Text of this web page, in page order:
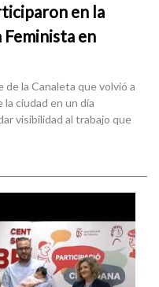
en la
en
de la Canaleta que volvió a
ciudad en un día
visibilidad al trabajo que